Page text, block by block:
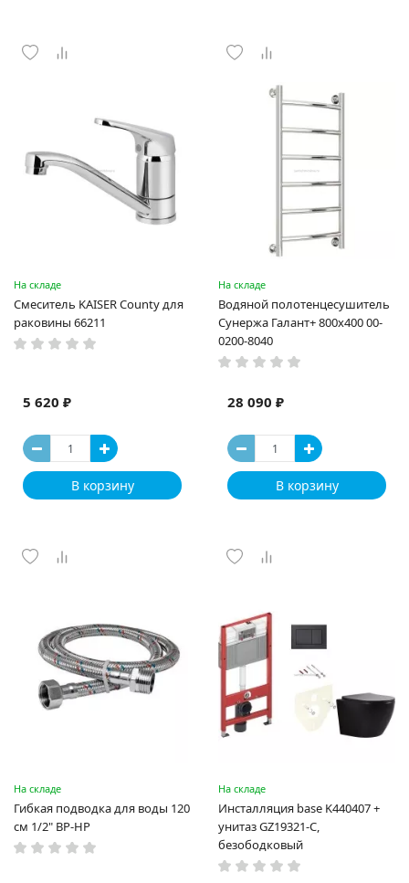
На складе
Смеситель KAISER County для
раковины 66211
5 620 ₽
В корзину
На складе
Водяной полотенцесушитель
Сунержа Галант+ 800x400 00-
0200-8040
28 090 ₽
В корзину
На складе
Гибкая подводка для воды 120
см 1/2" ВР-НР
На складе
Инсталляция base K440407 +
унитаз GZ19321-C,
безободковый